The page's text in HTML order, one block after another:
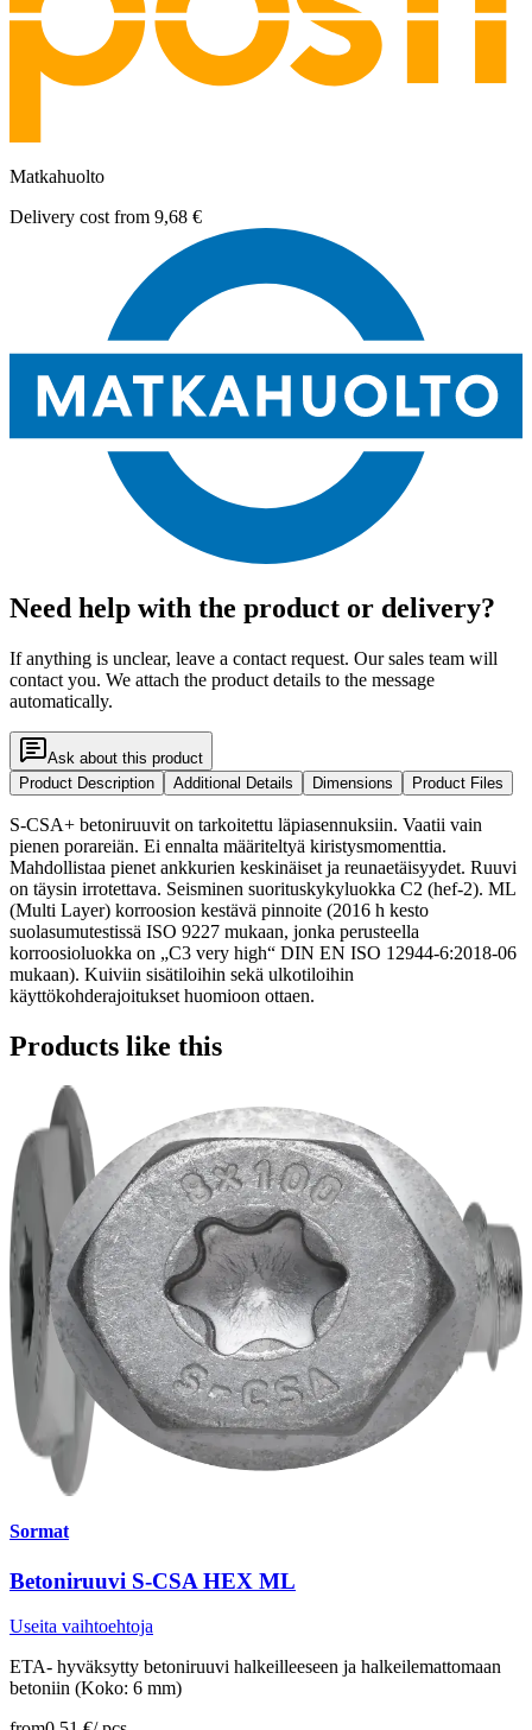
Matkahuolto
Delivery cost from 9,68 €
Need help with the product or delivery?
If anything is unclear, leave a contact request. Our sales team will
contact you. We attach the product details to the message
automatically.
Ask about this product
Product Description
Additional Details Dimensions Product Files
S-CSA+ betoniruuvit on tarkoitettu läpiasennuksiin. Vaatii vain
pienen porareiän. Ei ennalta määriteltyä kiristysmomenttia.
Mahdollistaa pienet ankkurien keskinäiset ja reunaetäisyydet. Ruuvi
on täysin irrotettava. Seisminen suorituskykyluokka C2 (hef-2). ML
(Multi Layer) korroosion kestävä pinnoite (2016 h kesto
suolasumutestissä ISO 9227 mukaan, jonka perusteella
korroosioluokka on „C3 very high“ DIN EN ISO 12944-6:2018-06
mukaan). Kuiviin sisätiloihin sekä ulkotiloihin
käyttökohderajoitukset huomioon ottaen.
Products like this
Sormat
Betoniruuvi S-CSA HEX ML
Useita vaihtoehtoja
ETA- hyväksytty betoniruuvi halkeilleeseen ja halkeilemattomaan
betoniin (Koko: 6 mm)